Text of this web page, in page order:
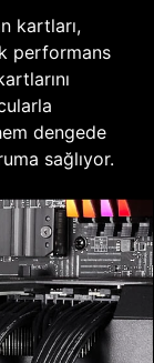
kartları,
performans
dengede
sağlıyor.